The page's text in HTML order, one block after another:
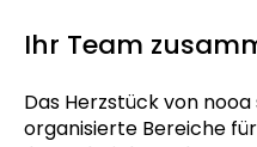
Ihr Team